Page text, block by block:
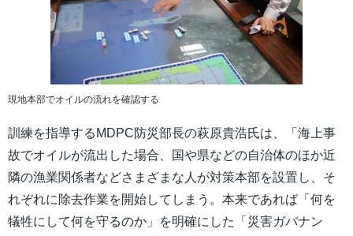
現地本部でオイルの流れを確認する
訓練を指導するMDPC防災部長の萩原貴浩氏は、「海上事
故でオイルが流出した場合、国や県などの自治体のほか近
隣の漁業関係者などさまざまな人が対策本部を設置し、そ
れぞれに除去作業を開始してしまう。本来であれば「何を
犠牲にして何を守るのか」を明確にした「災害ガバナン